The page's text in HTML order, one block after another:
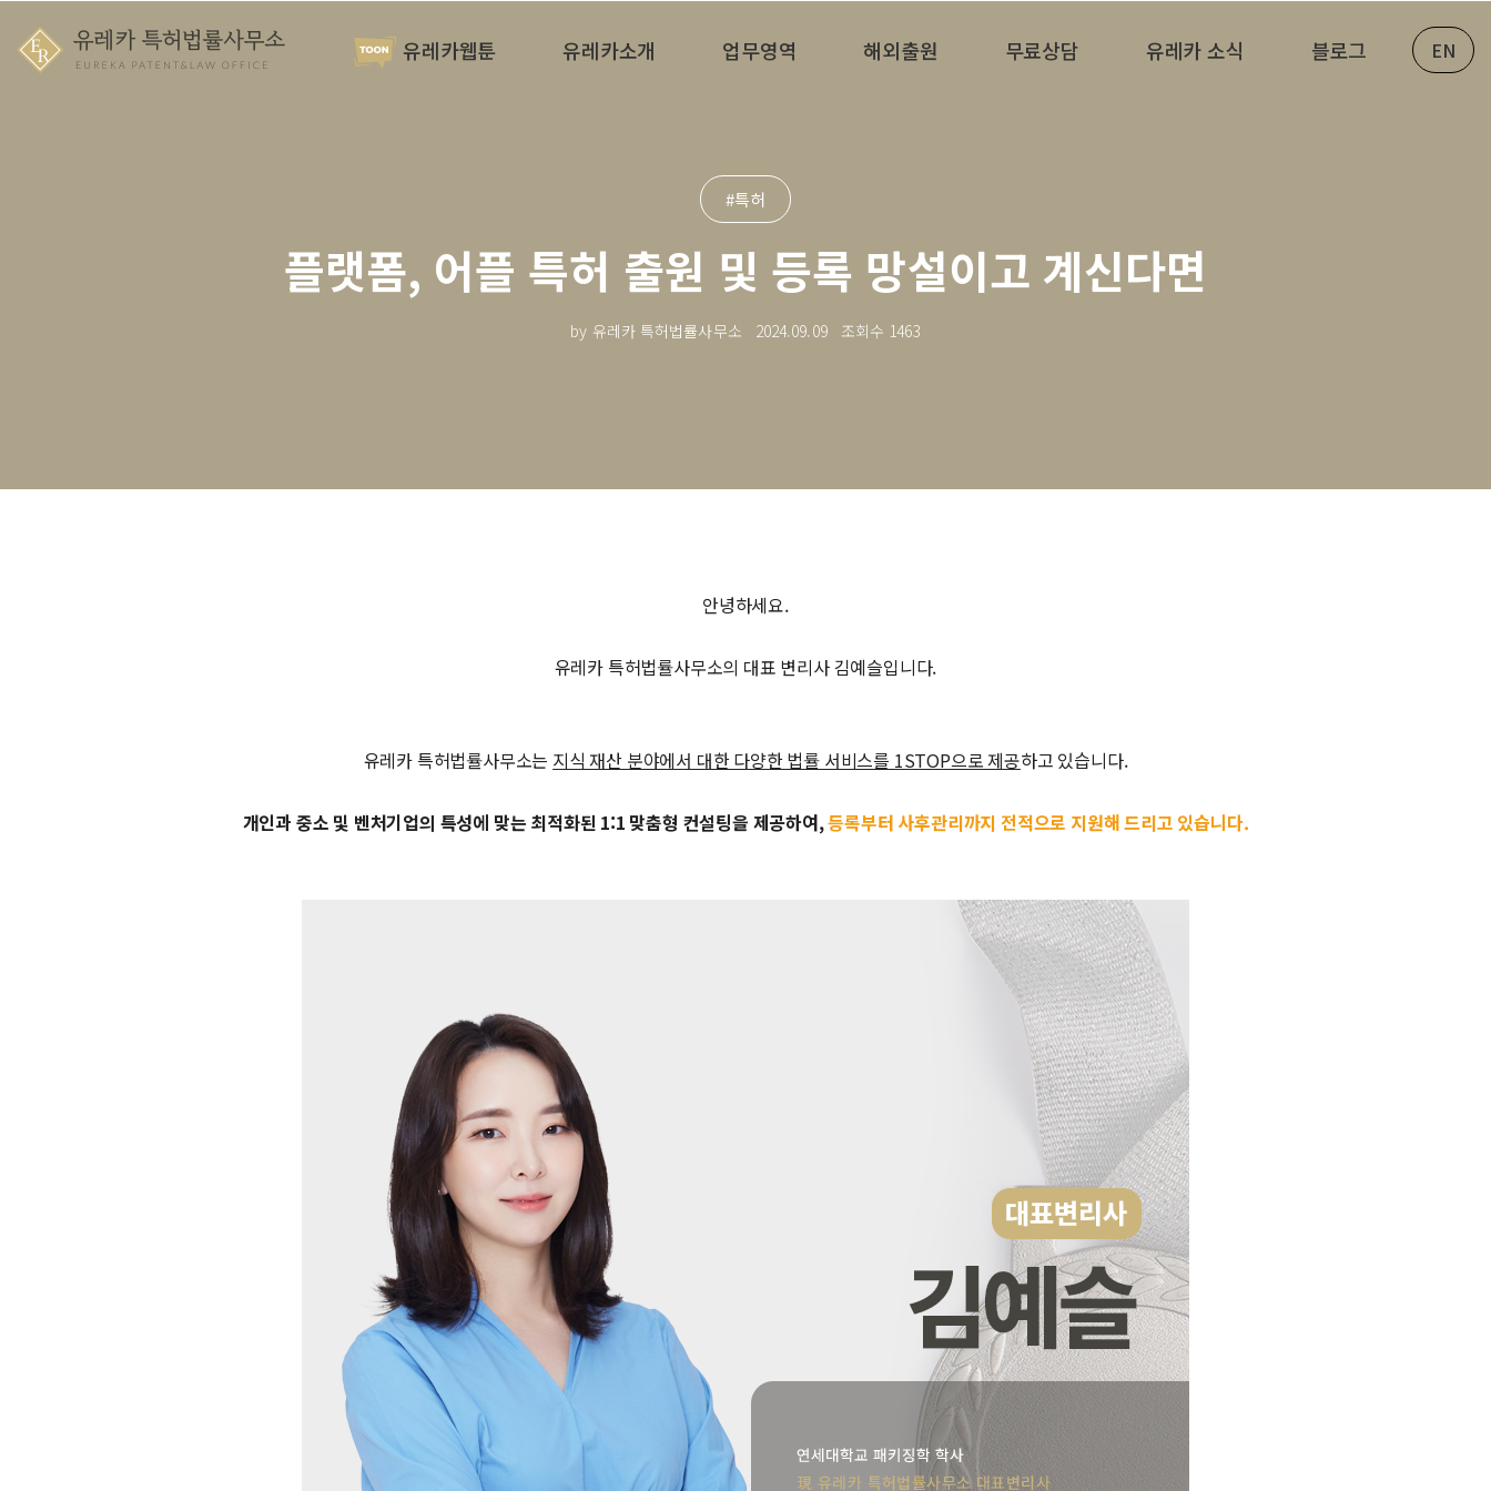
유레카웹툰 유레카소개 업무영역 해외출원 무료상담 유레카 소식 블로그 EN
#특허
플랫폼, 어플 특허 출원 및 등록 망설이고 계신다면
by 유레카 특허법률사무소 2024.09.09 조회수 1463
안녕하세요.
유레카 특허법률사무소의 대표 변리사 김예슬입니다.
유레카 특허법률사무소는 지식 재산 분야에서 대한 다양한 법률 서비스를 1STOP으로 제공하고 있습니다.
개인과 중소 및 벤처기업의 특성에 맞는 최적화된 1:1 맞춤형 컨설팅을 제공하여,등록부터 사후관리까지 전적으로 지원해 드리고 있습니다.